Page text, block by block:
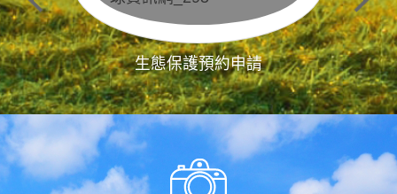
生態保護預約申請